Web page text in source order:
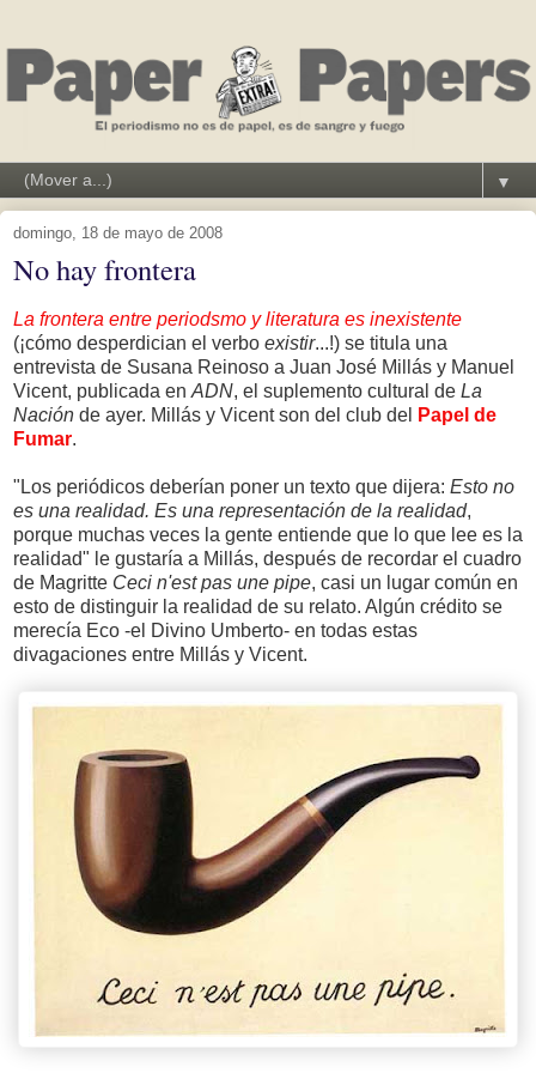
▼
domingo, 18 de mayo de 2008
No hay frontera
La frontera entre periodsmo y literatura es inexistente
(¡cómo desperdician el verbo existir...!) se titula una
entrevista de Susana Reinoso a Juan José Millás y Manuel
Vicent, publicada en ADN, el suplemento cultural de La
Nación de ayer. Millás y Vicent son del club del
Papel de
Fumar.
"Los periódicos deberían poner un texto que dijera: Esto no
es una realidad. Es una representación de la realidad,
porque muchas veces la gente entiende que lo que lee es la
realidad" le gustaría a Millás, después de recordar el cuadro
de Magritte Ceci n'est pas une pipe, casi un lugar común en
esto de distinguir la realidad de su relato. Algún crédito se
merecía Eco -el Divino Umberto- en todas estas
divagaciones entre Millás y Vicent.